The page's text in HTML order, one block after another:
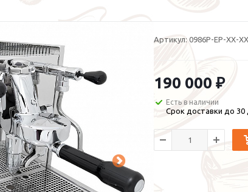
Артикул: 0986P-EP-XX-XX
190 000 ₽
Есть в наличии
Срок доставки до 30